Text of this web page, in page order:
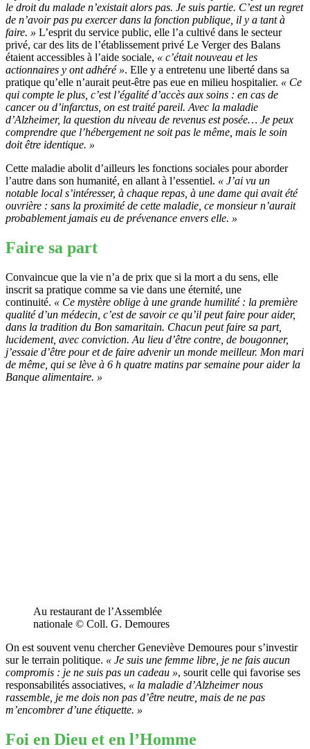
le droit du malade n’existait alors pas. Je suis partie. C’est un regret
de n’avoir pas pu exercer dans la fonction publique, il y a tant à
faire. » L’esprit du service public, elle l’a cultivé dans le secteur
privé, car des lits de l’établissement privé Le Verger des Balans
étaient accessibles à l’aide sociale, « c’était nouveau et les
actionnaires y ont adhéré ». Elle y a entretenu une liberté dans sa
pratique qu’elle n’aurait peut-être pas eue en milieu hospitalier. « Ce
qui compte le plus, c’est l’égalité d’accès aux soins : en cas de
cancer ou d’infarctus, on est traité pareil. Avec la maladie
d’Alzheimer, la question du niveau de revenus est posée… Je peux
comprendre que l’hébergement ne soit pas le même, mais le soin
doit être identique. »
Cette maladie abolit d’ailleurs les fonctions sociales pour aborder
l’autre dans son humanité, en allant à l’essentiel. « J’ai vu un
notable local s’intéresser, à chaque repas, à une dame qui avait été
ouvrière : sans la proximité de cette maladie, ce monsieur n’aurait
probablement jamais eu de prévenance envers elle. »
Faire sa part
Convaincue que la vie n’a de prix que si la mort a du sens, elle
inscrit sa pratique comme sa vie dans une éternité, une
continuité. « Ce mystère oblige à une grande humilité : la première
qualité d’un médecin, c’est de savoir ce qu’il peut faire pour aider,
dans la tradition du Bon samaritain. Chacun peut faire sa part,
lucidement, avec conviction. Au lieu d’être contre, de bougonner,
j’essaie d’être pour et de faire advenir un monde meilleur. Mon mari
de même, qui se lève à 6 h quatre matins par semaine pour aider la
Banque alimentaire. »
Au restaurant de l’Assemblée
nationale © Coll. G. Demoures
On est souvent venu chercher Geneviève Demoures pour s’investir
sur le terrain politique. « Je suis une femme libre, je ne fais aucun
compromis : je ne suis pas un cadeau », sourit celle qui favorise ses
responsabilités associatives, « la maladie d’Alzheimer nous
rassemble, je me dois non pas d’être neutre, mais de ne pas
m’encombrer d’une étiquette. »
Foi en Dieu et en l’Homme